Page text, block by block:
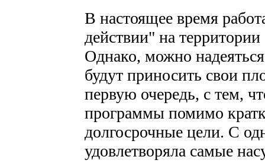
В настоящее время
действии" на
Однако, можно
будут приносить свои
первую очередь, с тем,
программы помимо
долгосрочные цели. С
удовлетворяла самые